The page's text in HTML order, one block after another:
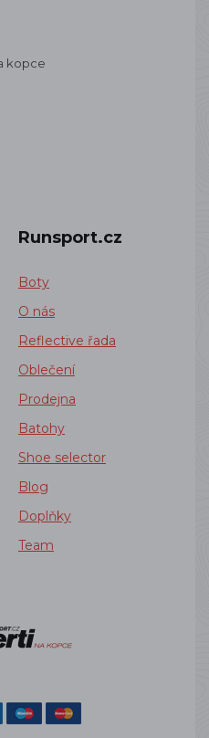
kopce
Runsport.cz
Boty
O nás
Reflective řada
Oblečení
Prodejna
Batohy
Shoe selector
Blog
Doplňky
Team